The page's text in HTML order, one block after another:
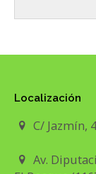
Localización
C/ Jazmín,
Av.